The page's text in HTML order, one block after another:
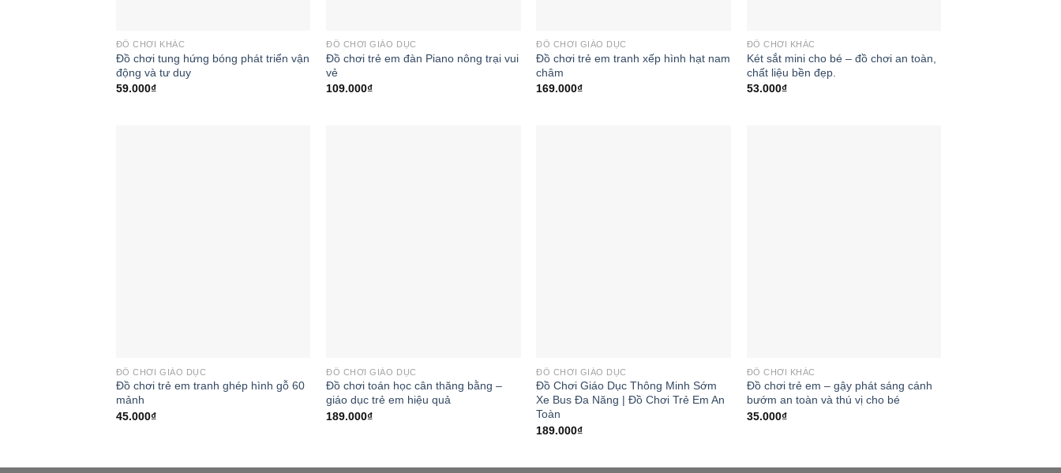
ĐỒ CHƠI KHÁC
Đồ chơi tung hứng bóng phát triển vận
động và tư duy
59.000₫
ĐỒ CHƠI GIÁO DỤC
Đồ chơi trẻ em đàn Piano nông trại vui
vẻ
109.000₫
ĐỒ CHƠI GIÁO DỤC
Đồ chơi trẻ em tranh xếp hình hạt nam
châm
169.000₫
ĐỒ CHƠI KHÁC
Két sắt mini cho bé – đồ chơi an toàn,
chất liệu bền đẹp.
53.000₫
ĐỒ CHƠI GIÁO DỤC
Đồ chơi trẻ em tranh ghép hình gỗ 60
mảnh
45.000₫
ĐỒ CHƠI GIÁO DỤC
Đồ chơi toán học cân thăng bằng –
giáo dục trẻ em hiệu quả
189.000₫
ĐỒ CHƠI GIÁO DỤC
Đồ Chơi Giáo Dục Thông Minh Sớm
Xe Bus Đa Năng | Đồ Chơi Trẻ Em An
Toàn
189.000₫
ĐỒ CHƠI KHÁC
Đồ chơi trẻ em – gậy phát sáng cánh
bướm an toàn và thú vị cho bé
35.000₫